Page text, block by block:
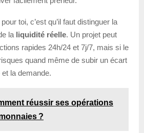
toi, c’est qu’il faut distinguer la
la liquidité réelle. Un projet peut
rapides 24h/24 et 7j/7, mais si le
quand même de subir un écart
et la demande.
réussir ses opérations
?